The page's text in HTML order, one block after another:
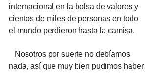
internacional en la bolsa de valores y
cientos de miles de personas en todo
el mundo perdieron hasta la camisa.
nada, así que muy bien pudimos haber